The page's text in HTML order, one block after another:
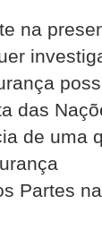
na
das
de uma
Partes